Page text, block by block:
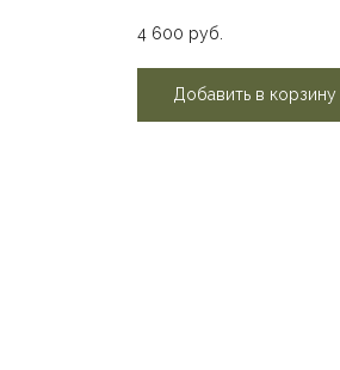
4 600 руб.
Добавить в корзину